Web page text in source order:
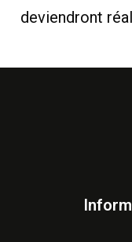
deviendront